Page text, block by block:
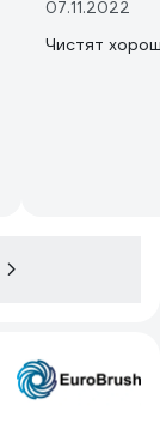
07.11.2022
Чистят